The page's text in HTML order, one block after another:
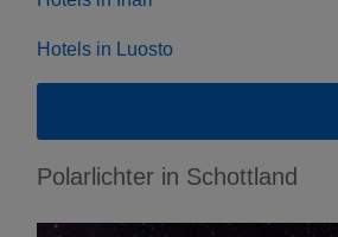
Hotels in Luosto
Polarlichter in Schottland